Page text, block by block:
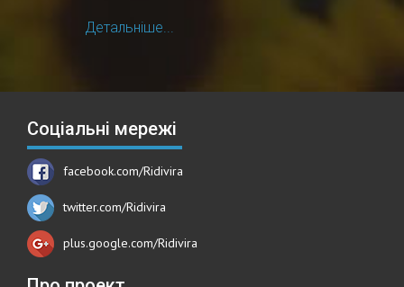
Детальніше...
Соціальні мережі
facebook.com/Ridivira
twitter.com/Ridivira
plus.google.com/Ridivira